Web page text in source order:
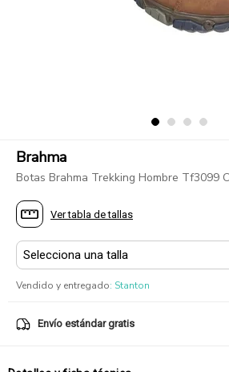
Brahma
Botas Brahma Trekking Hombre Tf3099
Ver tabla de tallas
Vendido y entregado: Stanton
Envío estándar gratis